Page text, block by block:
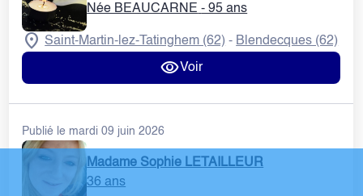
Née BEAUCARNE - 95 ans
Saint-Martin-lez-Tatinghem (62) - Blendecques (62)
Voir
Publié le mardi 09 juin 2026
Madame Sophie LETAILLEUR
36 ans